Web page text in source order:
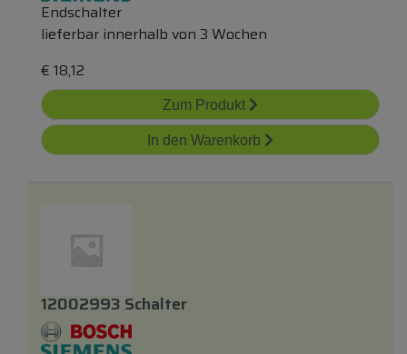
Endschalter
lieferbar innerhalb von 3 Wochen
€ 18,12
Zum Produkt
In den Warenkorb
12002993 Schalter